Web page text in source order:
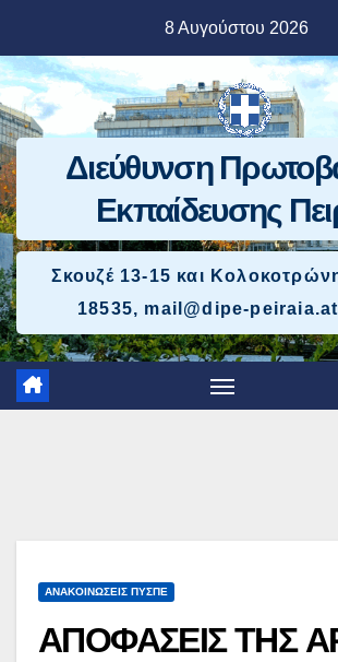
περιεχόμενο
8 Αυγούστου 2026
Διεύθυνση
Εκπαίδευσης
Σκουζέ 13-15 και
18535, mail@dipe-
ΑΝΑΚΟΙΝΏΣΕΙΣ ΠΥΣΠΕ
ΑΠΟΦΑΣΕΙΣ ΤΗΣ